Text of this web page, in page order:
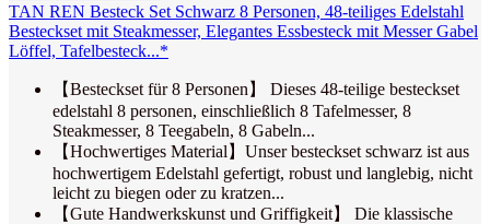
TAN REN Besteck Set Schwarz 8 Personen, 48-teiliges Edelstahl
Besteckset mit Steakmesser, Elegantes Essbesteck mit Messer Gabel
Löffel, Tafelbesteck...*
【Besteckset für 8 Personen】 Dieses 48-teilige besteckset
edelstahl 8 personen, einschließlich 8 Tafelmesser, 8
Steakmesser, 8 Teegabeln, 8 Gabeln...
【Hochwertiges Material】Unser besteckset schwarz ist aus
hochwertigem Edelstahl gefertigt, robust und langlebig, nicht
leicht zu biegen oder zu kratzen...
【Gute Handwerkskunst und Griffigkeit】 Die klassische